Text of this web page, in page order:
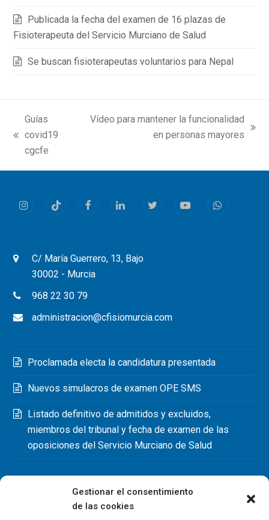
Gestionar el consentimiento
de las cookies
Publicada la fecha del examen de 16 plazas de
Fisioterapeuta del Servicio Murciano de Salud
Se buscan fisioterapeutas voluntarios para Nepal
previous
post:
Guías
covid19
cgcfe
Vídeo para mantener la funcionalidad
en personas mayores
InstagramTiktok FacebookLinkedInTwitterYoutubeWhatsapp
C/ María Guerrero, 13, Bajo
30002 - Murcia
968 22 30 79
administracion@cfisiomurcia.com
Proclamada electa la candidatura presentada
Nuevos simulacros de examen OPE SMS
Listado definitivo de admitidos y excluidos,
miembros del tribunal y fecha de examen de las
oposiciones del Servicio Murciano de Salud